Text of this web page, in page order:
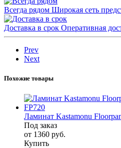
Всегда рядом Широкая сеть
Доставка в срок Оперативная
Prev
Next
Похожие товары
Ламинат Kastamonu
Под заказ
от 1360 руб.
Купить